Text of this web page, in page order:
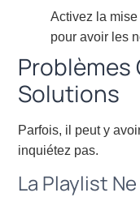
Activez la
pour avoir les
Solutions
Parfois, il peut y
inquiétez pas.
La Playlist